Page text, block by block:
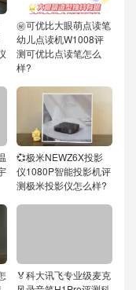
㊙️可优比大眼萌点读笔
幼儿点读机W1008评
测可优比点读笔怎么
样?
💞极米NEWZ6X投影
仪1080P智能投影机评
测极米投影仪怎么样?
🏅科大讯飞专业级麦克